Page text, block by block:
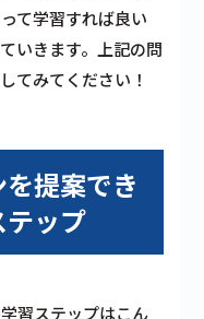
て学習すれば良い
いきます。上記の問
てみてください！
提案でき
ップ
習ステップはこん